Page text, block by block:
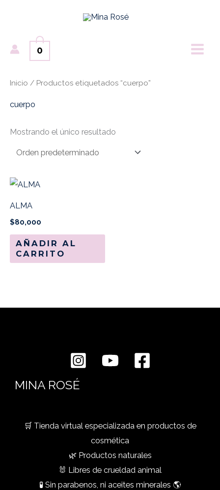
0
Inicio / Productos etiquetados “cuerpo”
cuerpo
Mostrando el único resultado
ALMA
$80,000
AÑADIR AL
CARRITO
MINA ROSÉ
🛒 Tienda virtual especializada en productos de
cosmética
🌿 Productos naturales
🐰 Libres de crueldad animal
🧪 Sin parabenos, ni aceites minerales 🌎